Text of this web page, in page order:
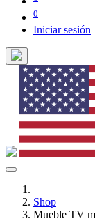
0
Iniciar sesión
Shop
Mueble TV